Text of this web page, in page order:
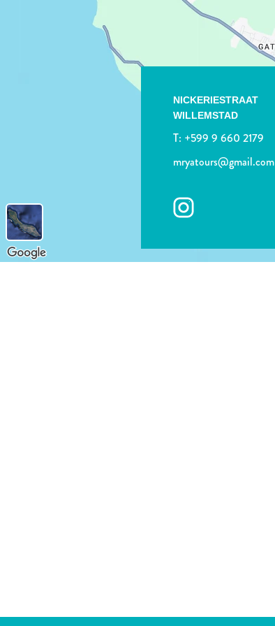
NICKERIESTRAAT
WILLEMSTAD
T: +599 9 660 2179
mryatours@gmail.com